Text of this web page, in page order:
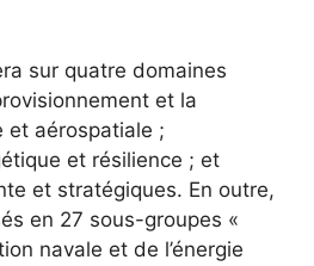
sur quatre domaines
et la
et aérospatiale ;
et résilience ; et
et stratégiques. En outre,
en 27 sous-groupes «
navale et de l’énergie